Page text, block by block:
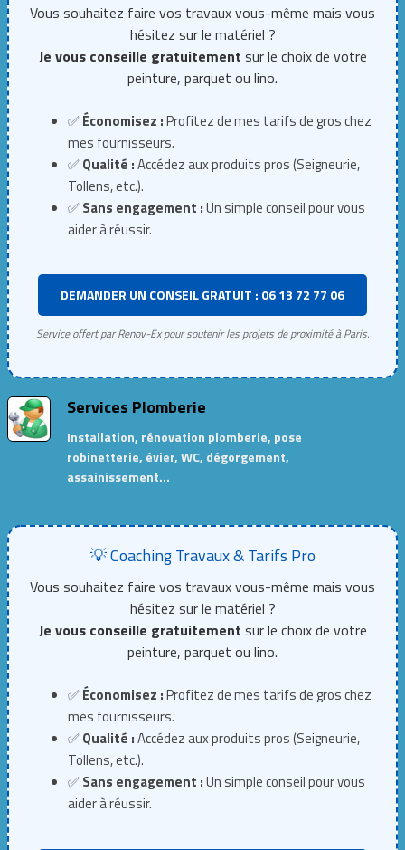
Vous souhaitez faire vos travaux vous-même mais vous
hésitez sur le matériel ?
Je vous conseille gratuitement sur le choix de votre
peinture, parquet ou lino.
✅Économisez :Profitez de mes tarifs de gros chez
mes fournisseurs.
✅Qualité :Accédez aux produits pros (Seigneurie,
Tollens, etc.).
✅Sans engagement :Un simple conseil pour vous
aider à réussir.
DEMANDER UN CONSEIL GRATUIT : 06 13 72 77 06
Service offert par Renov-Ex pour soutenir les projets de proximité à Paris.
Services Plomberie
Installation, rénovation plomberie, pose
robinetterie, évier, WC, dégorgement,
assainissement…
💡 Coaching Travaux & Tarifs Pro
Vous souhaitez faire vos travaux vous-même mais vous
hésitez sur le matériel ?
Je vous conseille gratuitement sur le choix de votre
peinture, parquet ou lino.
✅Économisez :Profitez de mes tarifs de gros chez
mes fournisseurs.
✅Qualité :Accédez aux produits pros (Seigneurie,
Tollens, etc.).
✅Sans engagement :Un simple conseil pour vous
aider à réussir.